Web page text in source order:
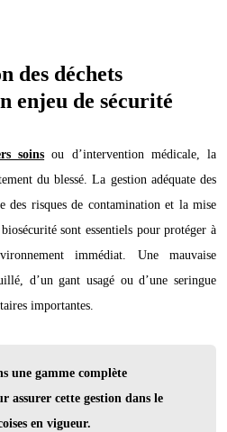
des déchets
enjeu de sécurité
soins ou d’intervention médicale, la
du blessé. La gestion adéquate des
des risques de contamination et la mise
sont essentiels pour protéger à
immédiat. Une mauvaise
d’un gant usagé ou d’une seringue
importantes.
une gamme complète
assurer cette gestion dans le
en vigueur.